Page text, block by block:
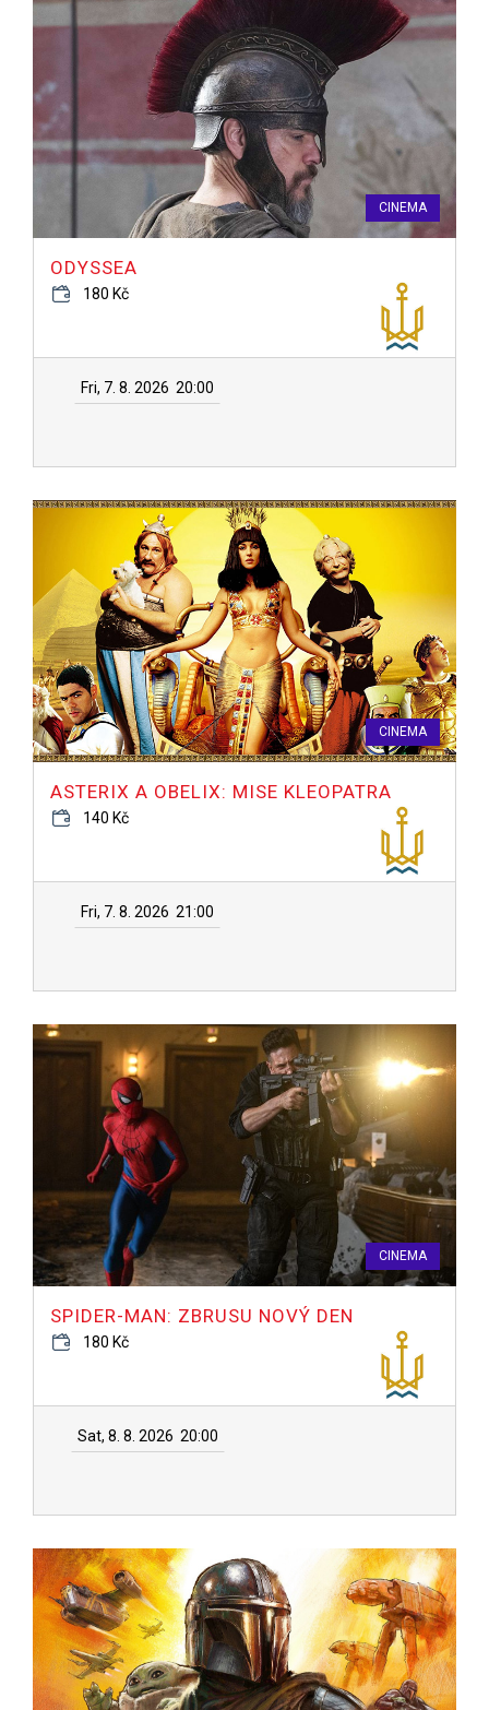
CINEMA
ODYSSEA
180 Kč
Fri, 7. 8. 2026 20:00
CINEMA
ASTERIX A OBELIX: MISE KLEOPATRA
140 Kč
Fri, 7. 8. 2026 21:00
CINEMA
SPIDER-MAN: ZBRUSU NOVÝ DEN
180 Kč
Sat, 8. 8. 2026 20:00